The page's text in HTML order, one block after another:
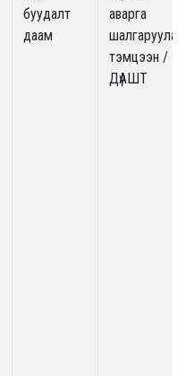
буудалт
даам
аварга
шалгаруулах
тэмцээн /
ДүАШТ